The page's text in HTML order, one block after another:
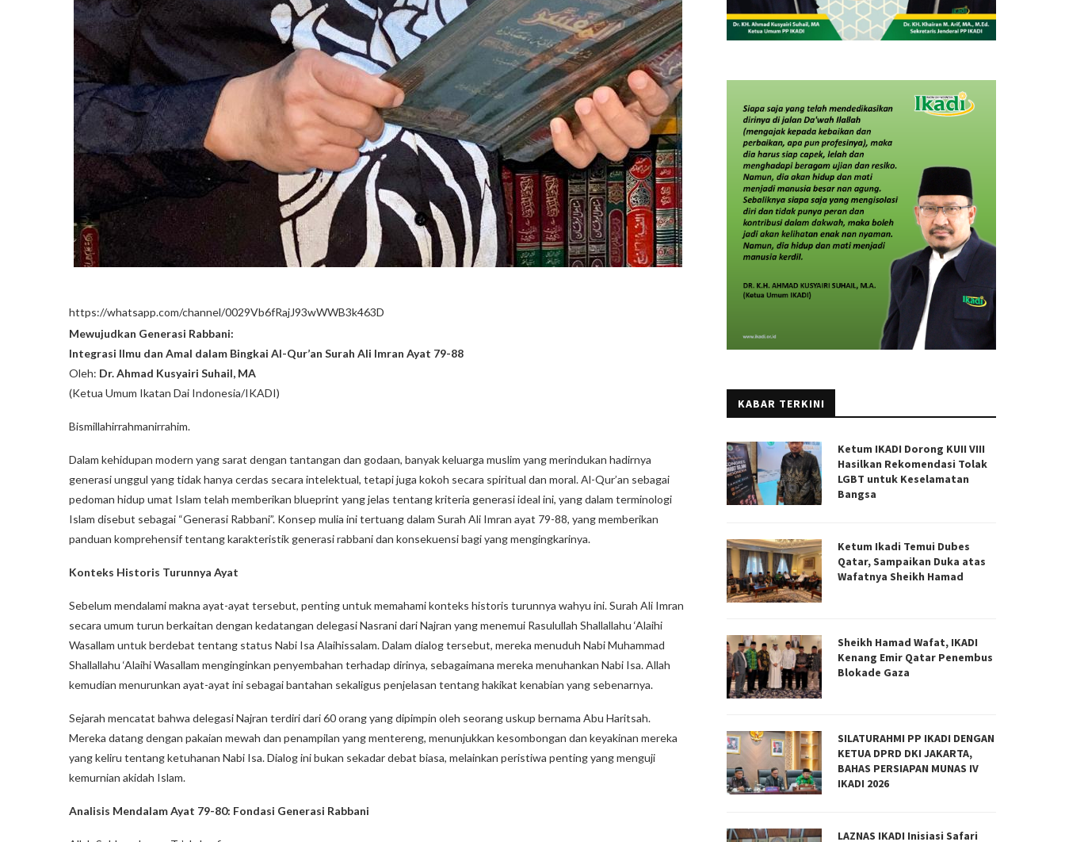
https://whatsapp.com/channel/0029Vb6fRajJ93wWWB3k463D
Mewujudkan Generasi Rabbani:
Integrasi Ilmu dan Amal dalam Bingkai Al-Qur’an Surah Ali Imran Ayat 79-88
Oleh: Dr. Ahmad Kusyairi Suhail, MA
(Ketua Umum Ikatan Dai Indonesia/IKADI)
Bismillahirrahmanirrahim.
Dalam kehidupan modern yang sarat dengan tantangan dan godaan, banyak keluarga muslim yang merindukan hadirnya
generasi unggul yang tidak hanya cerdas secara intelektual, tetapi juga kokoh secara spiritual dan moral. Al-Qur’an sebagai
pedoman hidup umat Islam telah memberikan blueprint yang jelas tentang kriteria generasi ideal ini, yang dalam terminologi
Islam disebut sebagai “Generasi Rabbani”. Konsep mulia ini tertuang dalam Surah Ali Imran ayat 79-88, yang memberikan
panduan komprehensif tentang karakteristik generasi rabbani dan konsekuensi bagi yang mengingkarinya.
Konteks Historis Turunnya Ayat
Sebelum mendalami makna ayat-ayat tersebut, penting untuk memahami konteks historis turunnya wahyu ini. Surah Ali Imran
secara umum turun berkaitan dengan kedatangan delegasi Nasrani dari Najran yang menemui Rasulullah Shallallahu ‘Alaihi
Wasallam untuk berdebat tentang status Nabi Isa Alaihissalam. Dalam dialog tersebut, mereka menuduh Nabi Muhammad
Shallallahu ‘Alaihi Wasallam menginginkan penyembahan terhadap dirinya, sebagaimana mereka menuhankan Nabi Isa. Allah
kemudian menurunkan ayat-ayat ini sebagai bantahan sekaligus penjelasan tentang hakikat kenabian yang sebenarnya.
Sejarah mencatat bahwa delegasi Najran terdiri dari 60 orang yang dipimpin oleh seorang uskup bernama Abu Haritsah.
Mereka datang dengan pakaian mewah dan penampilan yang mentereng, menunjukkan kesombongan dan keyakinan mereka
yang keliru tentang ketuhanan Nabi Isa. Dialog ini bukan sekadar debat biasa, melainkan peristiwa penting yang menguji
kemurnian akidah Islam.
Analisis Mendalam Ayat 79-80: Fondasi Generasi Rabbani
KABAR TERKINI
Ketum IKADI Dorong KUII VIII
Hasilkan Rekomendasi Tolak
LGBT untuk Keselamatan
Bangsa
Ketum Ikadi Temui Dubes
Qatar, Sampaikan Duka atas
Wafatnya Sheikh Hamad
Sheikh Hamad Wafat, IKADI
Kenang Emir Qatar Penembus
Blokade Gaza
SILATURAHMI PP IKADI DENGAN
KETUA DPRD DKI JAKARTA,
BAHAS PERSIAPAN MUNAS IV
IKADI 2026
LAZNAS IKADI Inisiasi Safari